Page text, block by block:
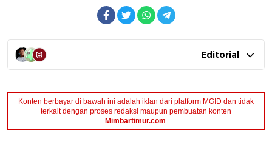
Editorial
Konten berbayar di bawah ini adalah iklan dari platform MGID dan tidak
terkait dengan proses redaksi maupun pembuatan konten
Mimbartimur.com